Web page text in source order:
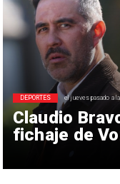
Claudio
fichaje de
DEPORTES el jueves pasado a